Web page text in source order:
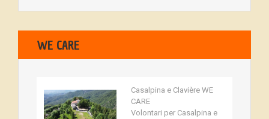
WE CARE
Casalpina e Clavière WE
CARE
Volontari per Casalpina e